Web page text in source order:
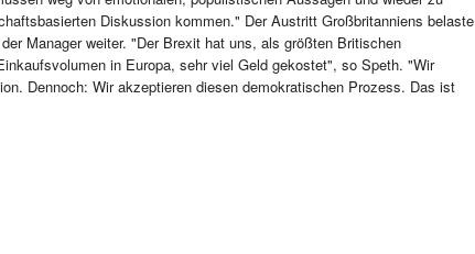
Diskussion kommen." Der Austritt Großbritanniens belaste
Manager weiter. "Der Brexit hat uns, als größten Britischen
in Europa, sehr viel Geld gekostet", so Speth. "Wir
Dennoch: Wir akzeptieren diesen demokratischen Prozess. Das ist